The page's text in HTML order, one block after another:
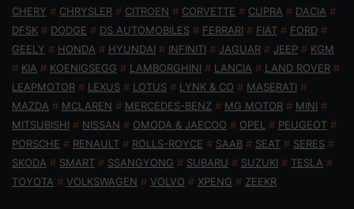
CHERY # CHRYSLER # CITROEN # CORVETTE # CUPRA # DACIA #
DFSK # DODGE # DS AUTOMOBILES # FERRARI # FIAT # FORD #
GEELY # HONDA # HYUNDAI # INFINITI # JAGUAR # JEEP # KGM
# KIA # KOENIGSEGG # LAMBORGHINI # LANCIA # LAND ROVER #
LEAPMOTOR # LEXUS # LOTUS # LYNK & CO # MASERATI #
MAZDA # MCLAREN # MERCEDES-BENZ # MG MOTOR # MINI #
MITSUBISHI # NISSAN # OMODA & JAECOO # OPEL # PEUGEOT #
PORSCHE # RENAULT # ROLLS-ROYCE # SAAB # SEAT # SERES #
SKODA # SMART # SSANGYONG # SUBARU # SUZUKI # TESLA #
TOYOTA # VOLKSWAGEN # VOLVO # XPENG # ZEEKR